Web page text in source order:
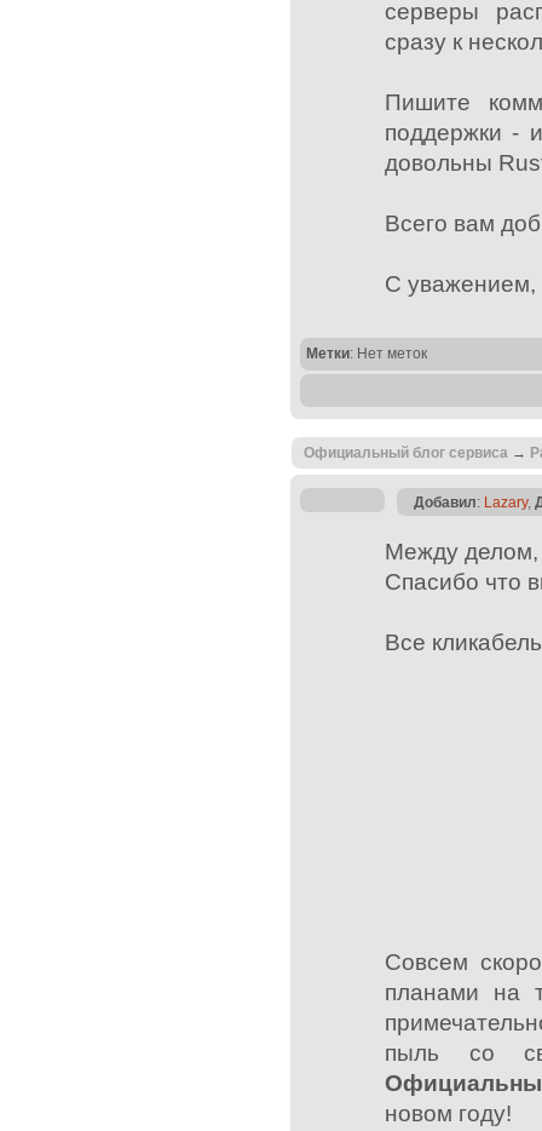
серверы
сразу к
Пишите
поддержки -
довольны
Всего вам
С уважением,
Метки: Нет меток
Официальный блог сервиса →
Добавил: Lazary,
Между делом,
Спасибо что
Все
Совсем
планами на
пыль со
новом году!